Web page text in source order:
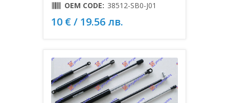
OEM CODE: 38512-SB0-J01
10 € / 19.56 лв.